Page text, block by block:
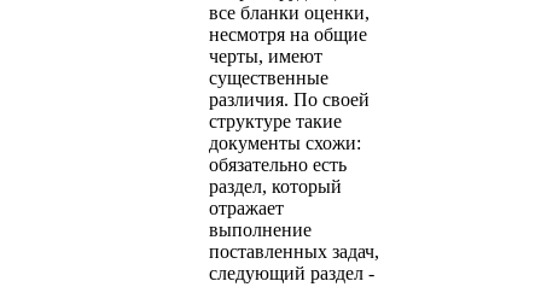
все бланки оценки,
несмотря на общие
черты, имеют
существенные
различия. По своей
структуре такие
документы схожи:
обязательно есть
раздел, который
отражает
выполнение
поставленных задач,
следующий раздел -